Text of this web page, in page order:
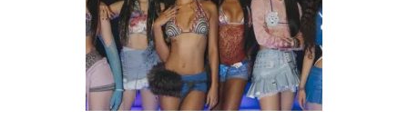
pré-
venda
está
disponível